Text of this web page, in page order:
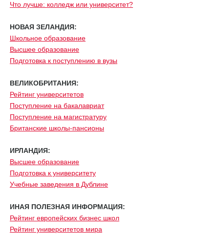
Что лучше: колледж или университет?
НОВАЯ ЗЕЛАНДИЯ:
Школьное образование
Высшее образование
Подготовка к поступлению в вузы
ВЕЛИКОБРИТАНИЯ:
Рейтинг университетов
Поступление на бакалавриат
Поступление на магистратуру
Британские школы-пансионы
ИРЛАНДИЯ:
Высшее образование
Подготовка к университету
Учебные заведения в Дублине
ИНАЯ ПОЛЕЗНАЯ ИНФОРМАЦИЯ:
Рейтинг европейских бизнес школ
Рейтинг университетов мира